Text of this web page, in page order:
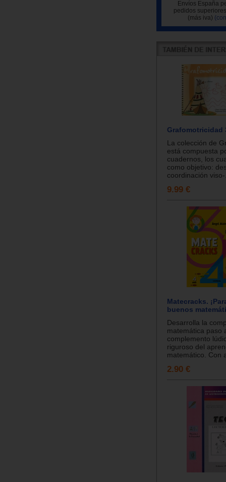
Envíos España
pedidos
(más iva)
Grafomotricidad
La colección de
está compuesta
cuadernos, los
como objetivo:
coordinación
9.99 €
Matecracks.
buenos
Desarrolla la
matemática paso
complemento
riguroso del
matemático. Con
2.90 €